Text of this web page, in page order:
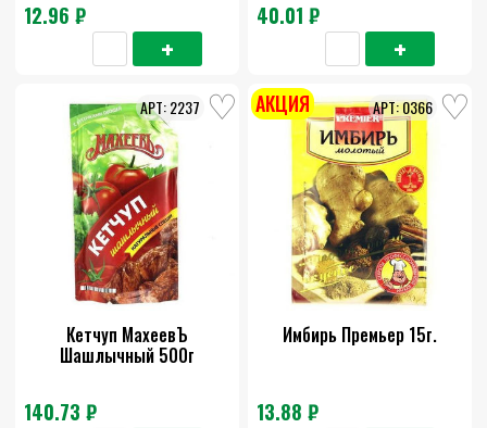
12.96 ₽ 40.01 ₽
Кетчуп МахеевЪ
Шашлычный 500г
140.73 ₽
2237
Имбирь Премьер 15г.
13.88 ₽
0366
АКЦИЯ